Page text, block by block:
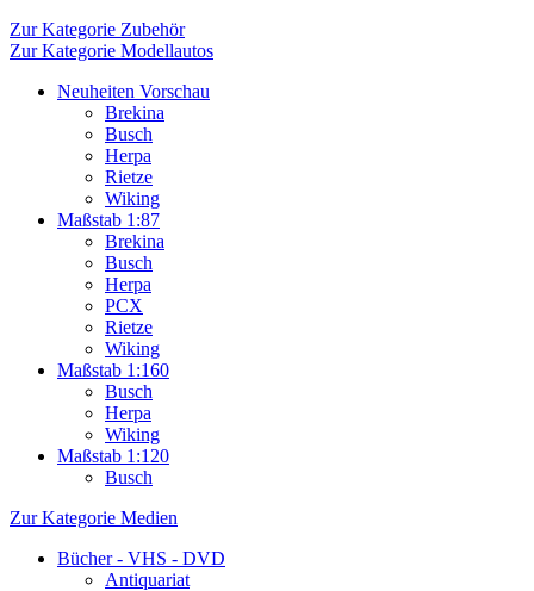
Zur Kategorie Zubehör
Zur Kategorie Modellautos
Neuheiten Vorschau
Brekina
Busch
Herpa
Rietze
Wiking
Maßstab 1:87
Brekina
Busch
Herpa
PCX
Rietze
Wiking
Maßstab 1:160
Busch
Herpa
Wiking
Maßstab 1:120
Busch
Zur Kategorie Medien
Bücher - VHS - DVD
Antiquariat